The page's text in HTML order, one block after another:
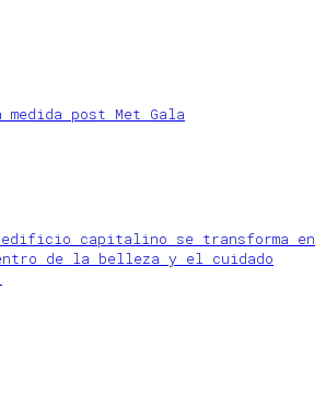
post Met Gala
capitalino se transforma en
de la belleza y el cuidado